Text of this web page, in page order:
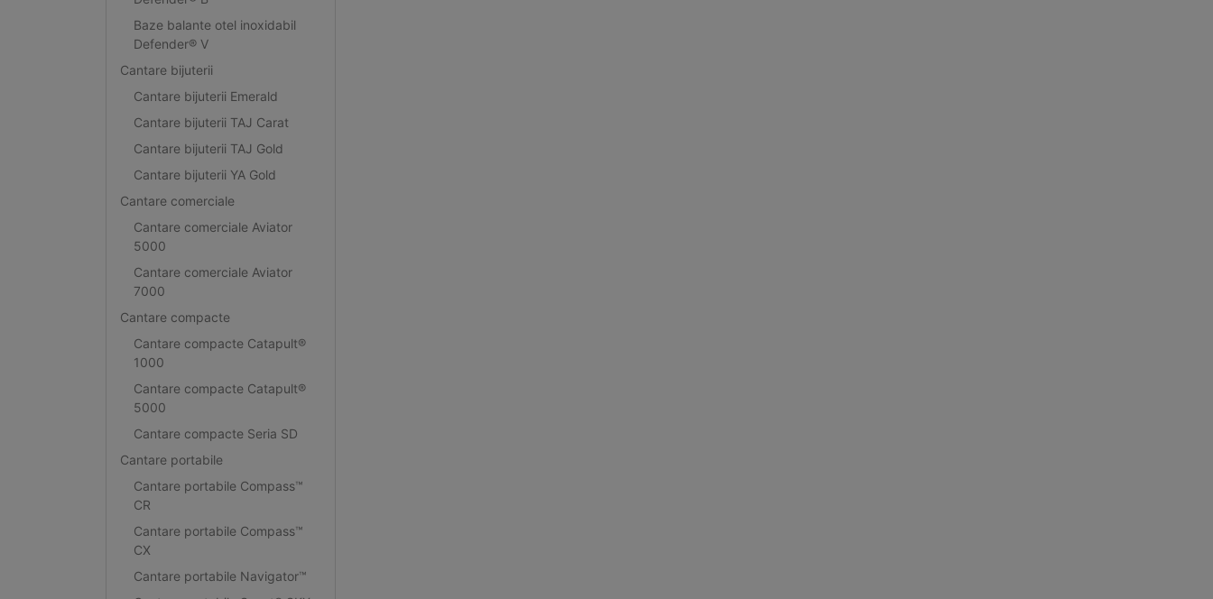
Baze balante otel inoxidabil
Defender® V
Cantare bijuterii
Cantare bijuterii Emerald
Cantare bijuterii TAJ Carat
Cantare bijuterii TAJ Gold
Cantare bijuterii YA Gold
Cantare comerciale
Cantare comerciale Aviator
5000
Cantare comerciale Aviator
7000
Cantare compacte
Cantare compacte Catapult®
1000
Cantare compacte Catapult®
5000
Cantare compacte Seria SD
Cantare portabile
Cantare portabile Compass™
CR
Cantare portabile Compass™
CX
Cantare portabile Navigator™